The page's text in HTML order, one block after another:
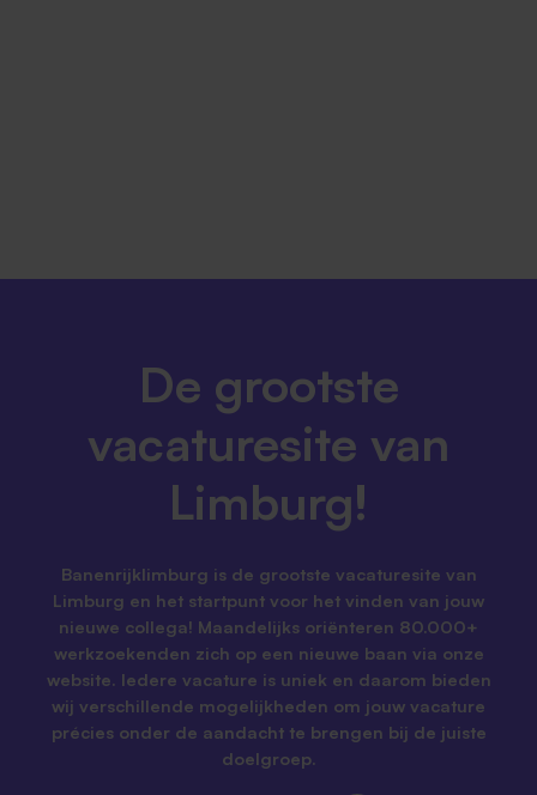
De grootste
vacaturesite van
Limburg!
Banenrijklimburg is de grootste vacaturesite van
Limburg en het startpunt voor het vinden van jouw
nieuwe collega! Maandelijks oriënteren 80.000+
werkzoekenden zich op een nieuwe baan via onze
website. Iedere vacature is uniek en daarom bieden
wij verschillende mogelijkheden om jouw vacature
précies onder de aandacht te brengen bij de juiste
doelgroep.